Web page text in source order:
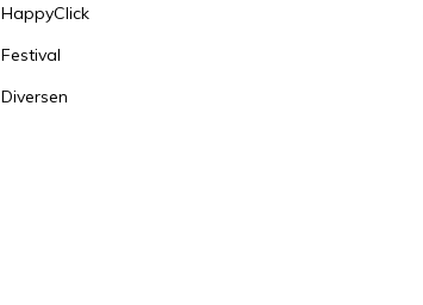
HappyClick
Festival
Diversen